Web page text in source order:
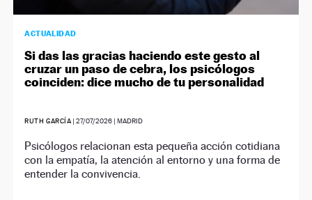
ACTUALIDAD
Si das las gracias haciendo este gesto al
cruzar un paso de cebra, los psicólogos
coinciden: dice mucho de tu personalidad
RUTH GARCÍA |27/07/2026 | MADRID
Psicólogos relacionan esta pequeña acción cotidiana
con la empatía, la atención al entorno y una forma de
entender la convivencia.